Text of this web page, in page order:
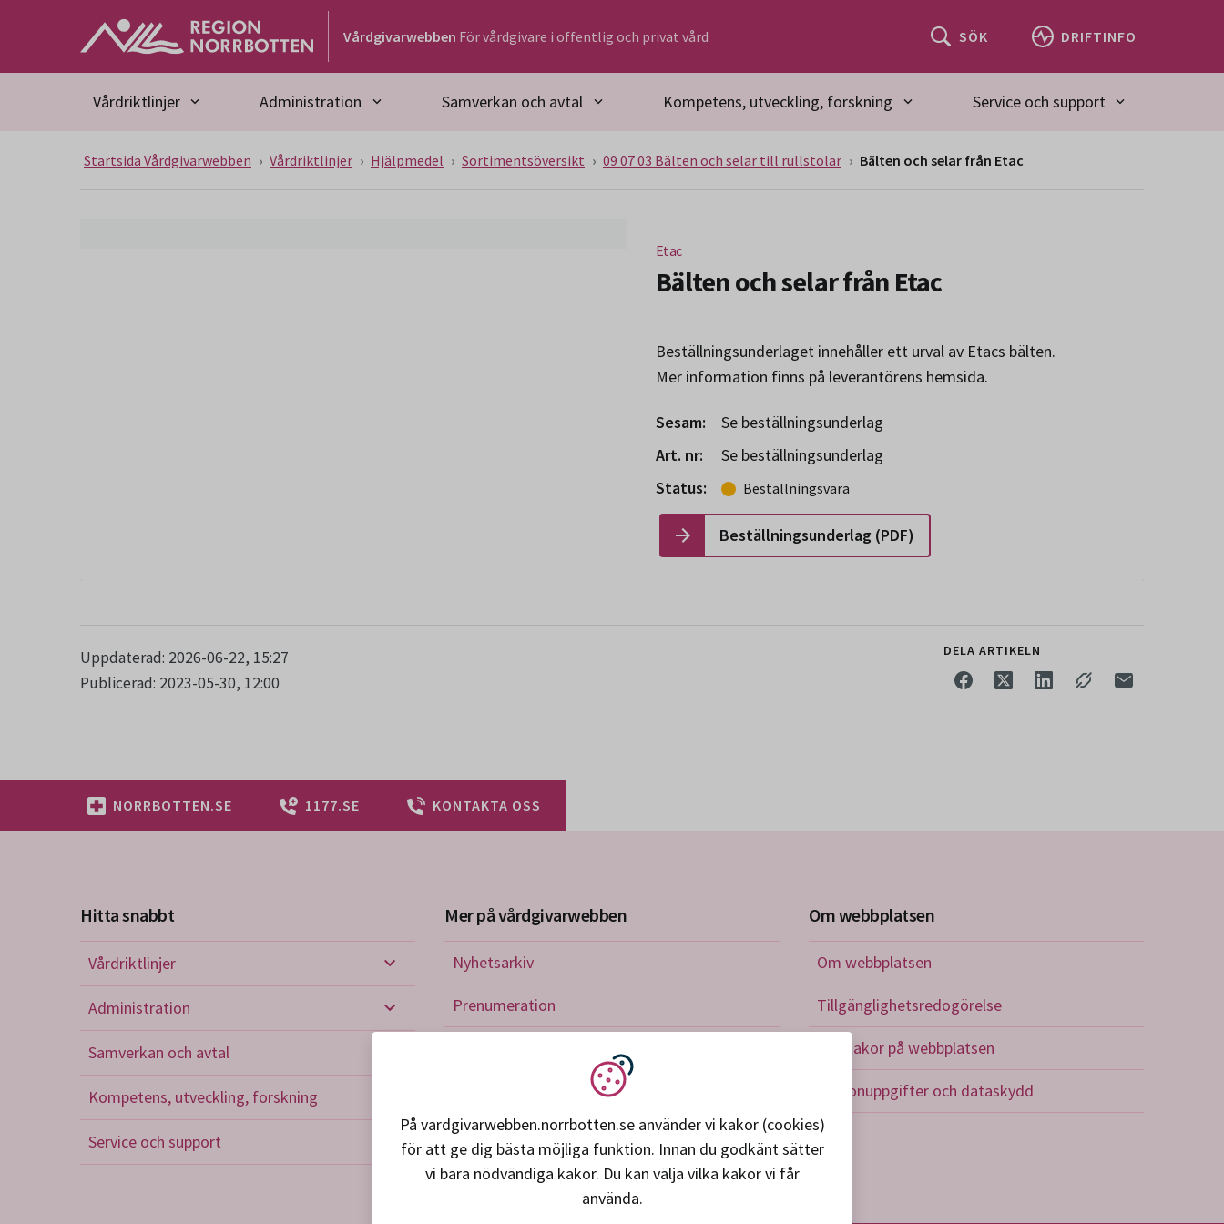
Gå till huvudmeny
Gå till övergripande innehåll
Vårdgivarwebben För vårdgivare i offentlig och privat vård SÖK DRIFTINFO
Vårdriktlinjer Administration Samverkan och avtal Kompetens, utveckling, forskning Service och support
Startsida Vårdgivarwebben Vårdriktlinjer Hjälpmedel Sortimentsöversikt 09 07 03 Bälten och selar till rullstolar Bälten och selar från Etac
Etac
Bälten och selar från Etac
Beställningsunderlaget innehåller ett urval av Etacs bälten.
Mer information finns på leverantörens hemsida.
Sesam:
Se beställningsunderlag
Art. nr:
Se beställningsunderlag
Status:
Beställningsvara
Beställningsunderlag (PDF)
Uppdaterad: 2026-06-22, 15:27
Publicerad: 2023-05-30, 12:00
DELA ARTIKELN
NORRBOTTEN.SE 1177.SE KONTAKTA OSS
Hitta snabbt
Vårdriktlinjer
Vårdriktlinjer
Administration
Samverkan och avtal
Kompetens, utveckling, forskning
Service och support
Service och support
Mer på vårdgivarwebben
Nyhetsarkiv
Prenumeration
Om webbplatsen
Om webbplatsen
Tillgänglighetsredogörelse
Om kakor på webbplatsen
Personuppgifter och dataskydd
Vi använder kakor
På vardgivarwebben.norrbotten.se använder vi kakor (cookies)
för att ge dig bästa möjliga funktion. Innan du godkänt sätter
vi bara nödvändiga kakor. Du kan välja vilka kakor vi får
använda.